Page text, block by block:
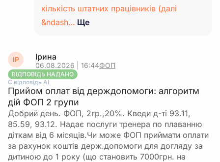
кількість штатних працівників (далі
&ndash… Ще
ІР Ірина
06.08.2026 | 16:44ФОП
ВІДПОВІДЬ НАДАНО
Є відповідь АІ
Прийом оплат від держдопомоги: алгоритм
дій ФОП 2 групи
Добрий день. ФОП, 2гр.,20%. Кведи д-ті 93.11,
85.59, 93.12. Надає послуги тренера по плаванню
діткам від 6 місяців.Чи може ФОП приймати оплати
за рахунок коштів держ.допомоги для догляду за
дитиною до 1 року (що становить 7000грн. на